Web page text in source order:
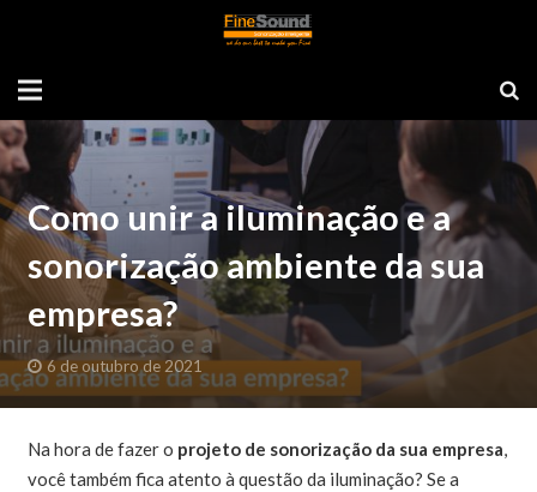
Como unir a iluminação e a
sonorização ambiente da sua
empresa?
6 de outubro de 2021
Na hora de fazer o projeto de sonorização da sua empresa,
você também fica atento à questão da iluminação? Se a